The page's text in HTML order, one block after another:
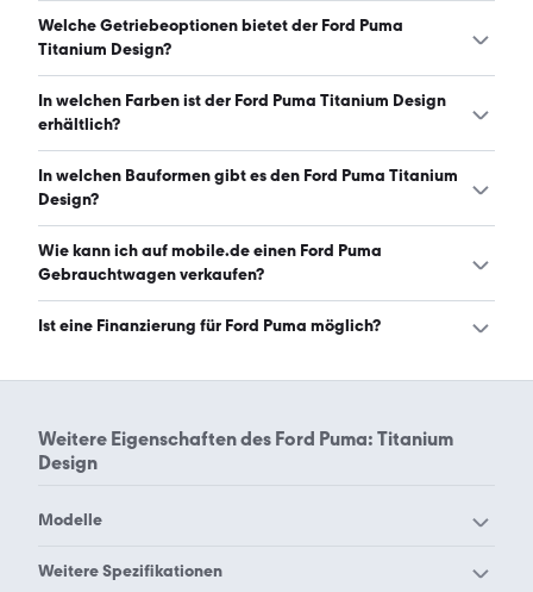
Der Ford Puma Titanium Design hat Leistungen zwischen
125 und 125 PS. (Stand: 8.8.2026)
Welche Getriebeoptionen bietet der Ford Puma
Titanium Design?
Der Ford Puma Titanium Design ist mit manuellem und
automatischem Getriebe erhältlich. (Stand: 8.8.2026)
In welchen Farben ist der Ford Puma Titanium Design
erhältlich?
Den Ford Puma Titanium Design gibt es in folgenden
Farben: weiß, schwarz, grau, silber und blau. Die
In welchen Bauformen gibt es den Ford Puma Titanium
Design?
Den Ford Puma Titanium Design gibt es in folgenden
Bauformen: SUV. (Stand: 8.8.2026)
Wie kann ich auf mobile.de einen Ford Puma
Gebrauchtwagen verkaufen?
Alle Informationen zum Verkauf an mobile.de-
Ist eine Finanzierung für Ford Puma möglich?
jeweiligen Angebotsseite berechnet werden.
Weitere Eigenschaften des Ford Puma: Titanium
Design
Modelle
Ford Aerostar
Weitere Spezifikationen